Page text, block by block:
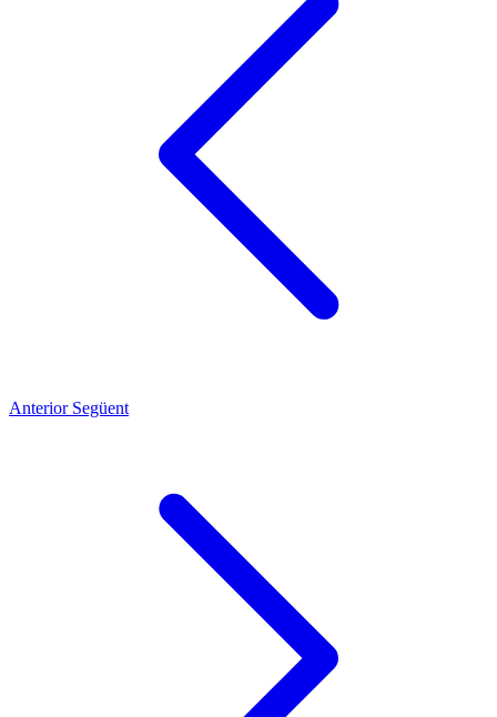
Anterior Següent